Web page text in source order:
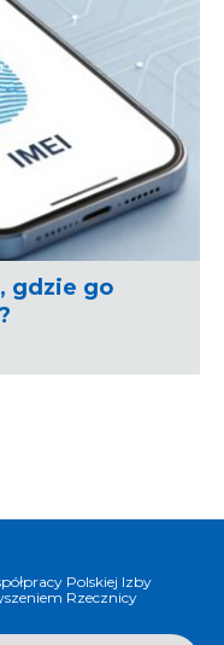
gdzie go
Polskiej Izby
Rzecznicy